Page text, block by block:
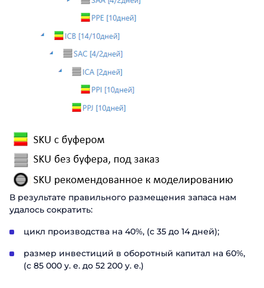
В результате правильного размещения запаса нам
удалось сократить:
цикл производства на 40%, (с 35 до 14 дней);
размер инвестиций в оборотный капитал на 60%,
(с 85 000 у. е. до 52 200 у. е.)